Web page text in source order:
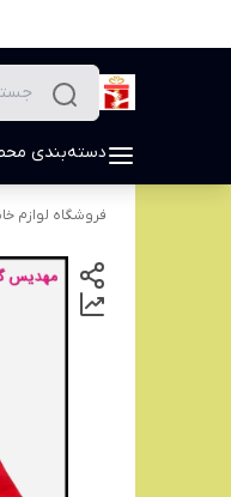
دسته‌بندی
فروشگاه لوازم